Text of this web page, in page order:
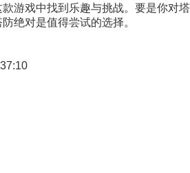
游戏中找到乐趣与挑战。要是你对塔
绝对是值得尝试的选择。